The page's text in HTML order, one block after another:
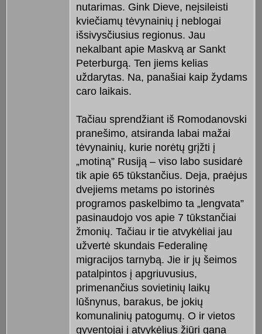
nutarimas. Gink Dieve, neįsileisti
kviečiamų tėvynainių į neblogai
išsivysčiusius regionus. Jau
nekalbant apie Maskvą ar Sankt
Peterburgą. Ten jiems kelias
uždarytas. Na, panašiai kaip žydams
caro laikais.
Tačiau sprendžiant iš Romodanovski
pranešimo, atsiranda labai mažai
tėvynainių, kurie norėtų grįžti į
„motiną” Rusiją – viso labo susidarė
tik apie 65 tūkstančius. Deja, praėjus
dvejiems metams po istorinės
programos paskelbimo ta „lengvata”
pasinaudojo vos apie 7 tūkstančiai
žmonių. Tačiau ir tie atvykėliai jau
užvertė skundais Federalinę
migracijos tarnybą. Jie ir jų šeimos
patalpintos į apgriuvusius,
primenančius sovietinių laikų
lūšnynus, barakus, be jokių
komunalinių patogumų. O ir vietos
gyventojai į atvykėlius žiūri gana